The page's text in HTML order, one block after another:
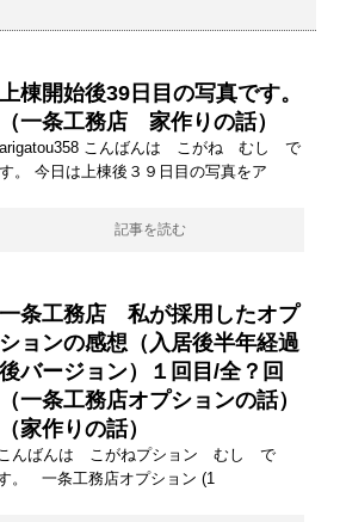
上棟開始後39日目の写真です。
（一条工務店 家作りの話）
arigatou358 こんばんは こがね むし で
す。 今日は上棟後３９日目の写真をア
記事を読む
一条工務店 私が採用したオプ
ションの感想（入居後半年経過
後バージョン）１回目/全？回
（一条工務店オプションの話）
（家作りの話）
こんばんは こがねプション むし で
。 一条工務店オプション (1